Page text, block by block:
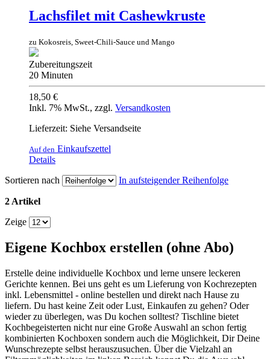
Lachsfilet mit Cashewkruste
zu Kokosreis, Sweet-Chili-Sauce und Mango
Zubereitungszeit
20 Minuten
18,50 €
Inkl. 7% MwSt., zzgl. Versandkosten
Lieferzeit: Siehe Versandseite
Auf den Einkaufszettel
Details
Sortieren nach
In aufsteigender Reihenfolge
2 Artikel
Zeige
Eigene Kochbox erstellen (ohne Abo)
Erstelle deine individuelle Kochbox und lerne unsere leckeren
Gerichte kennen. Bei uns geht es um Lieferung von Kochrezepten
inkl. Lebensmittel - online bestellen und direkt nach Hause zu
liefern. Du hast keine Zeit oder Lust, Einkaufen zu gehen? Oder
wieder zu überlegen, was Du kochen solltest? Tischline bietet
Kochbegeisterten nicht nur eine Große Auswahl an schon fertig
kombinierten Kochboxen sondern auch die Möglichkeit, Dir Deine
Wunschrezepte selbst herauszusuchen. Über die Vielzahl an